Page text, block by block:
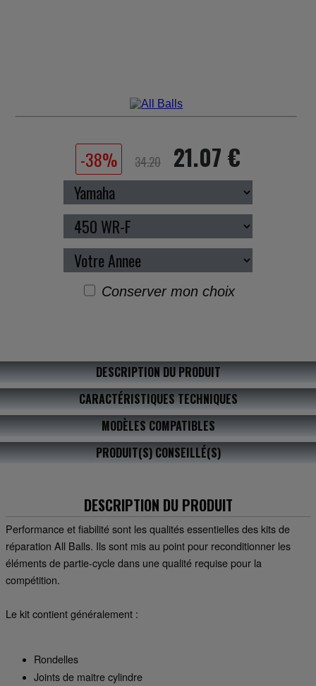
-38% 34.20 21.07 €
Conserver mon choix
DESCRIPTION DU PRODUIT
CARACTÉRISTIQUES TECHNIQUES
MODÈLES COMPATIBLES
PRODUIT(S) CONSEILLÉ(S)
DESCRIPTION DU PRODUIT
Performance et fiabilité sont les qualités essentielles des kits de
réparation All Balls. Ils sont mis au point pour reconditionner les
éléments de partie-cycle dans une qualité requise pour la
compétition.
Le kit contient généralement :
Rondelles
Joints de maitre cylindre